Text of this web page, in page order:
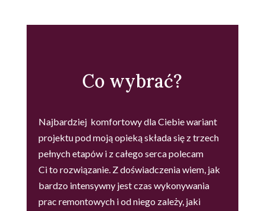
Co wybrać?
Najbardziej komfortowy dla Ciebie wariant
projektu pod moją opieką składa się z trzech
pełnych etapów i z całego serca polecam
Ci to rozwiązanie. Z doświadczenia wiem, jak
bardzo intensywny jest czas wykonywania
prac remontowych i od niego zależy, jaki